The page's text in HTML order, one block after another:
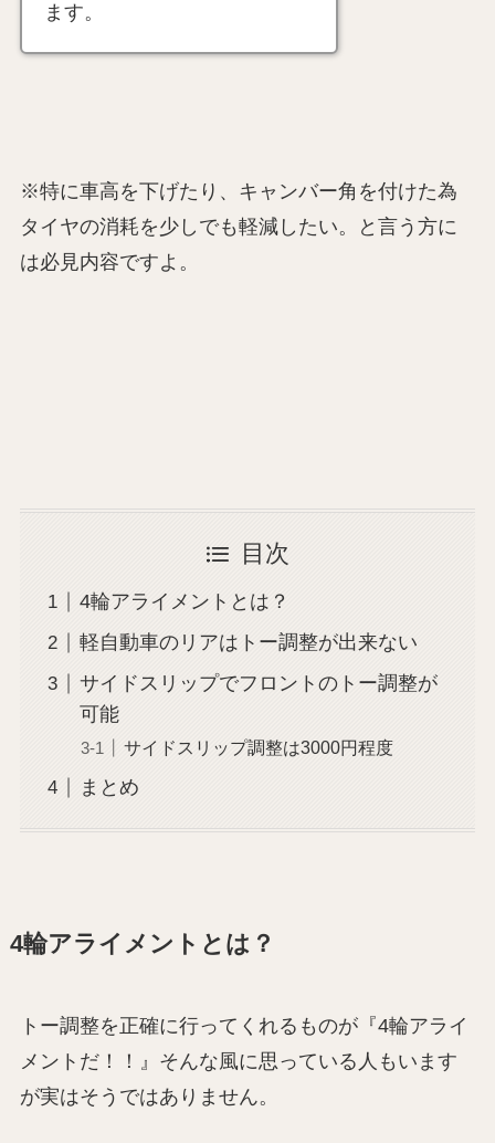
ます。
※特に車高を下げたり、キャンバー角を付けた為
タイヤの消耗を少しでも軽減したい。と言う方に
は必見内容ですよ。
目次
4輪アライメントとは？
軽自動車のリアはトー調整が出来ない
サイドスリップでフロントのトー調整が
可能
サイドスリップ調整は3000円程度
まとめ
4輪アライメントとは？
トー調整を正確に行ってくれるものが『4輪アライ
メントだ！！』そんな風に思っている人もいます
が実はそうではありません。